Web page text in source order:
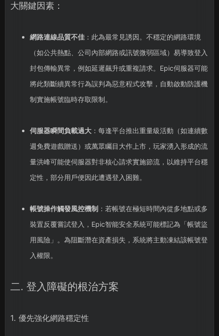
大關鍵因素：
網路連線品質不佳：此為最常見誘因。不穩定的網路環境
（如公共熱點、公司內部網路或訊號微弱區域）易導致登入
封包傳輸異常，例如延遲飆升或重複請求。Epic伺服器可能
將此類斷續異常行為誤判為惡意程式攻擊，自動啟動防護機
制實施帳號臨時存取限制。
伺服器瞬間負載過大：每逢平台推出重量級活動（如連續數
週免費遊戲贈送）或萬眾矚目大作上市，玩家湧入形成的流
量洪峰可能使伺服器對非核心請求實施節流，以維持平台穩
定性，部分用戶便因此遭遇登入困難。
帳號操作觸發風控機制 ：若帳號在極短時間內從多地點或多
裝置反覆嘗試登入，Epic智能安全系統可能標記為「帳號盜
用風險」。為阻斷潛在資產損失，系統將主動凍結該帳號登
入權限。
二. 登入障礙的根治方案
1. 優先強化網路穩定性